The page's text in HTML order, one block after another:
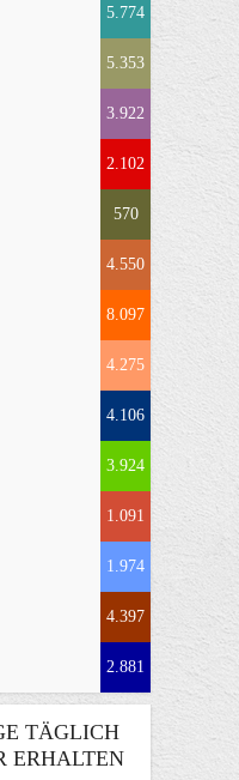
5.774
5.353
3.922
2.102
570
4.550
8.097
4.275
4.106
3.924
1.091
1.974
4.397
2.881
TÄGLICH
ERHALTEN